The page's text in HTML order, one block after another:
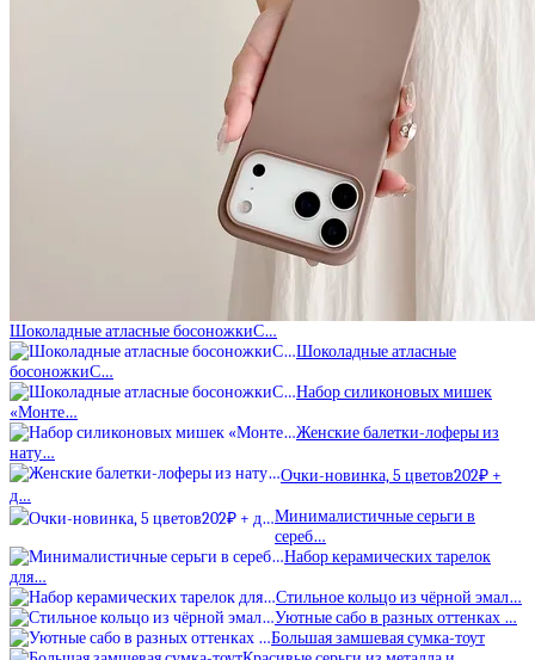
Шоколадные атласные босоножкиС…
Шоколадные атласные
босоножкиС…
Набор силиконовых мишек
«Монте…
Женские балетки-лоферы из
нату…
Очки-новинка, 5 цветов202₽ +
д…
Минималистичные серьги в
сереб…
Набор керамических тарелок
для…
Стильное кольцо из чёрной эмал…
Уютные сабо в разных оттенках …
Большая замшевая сумка-тоут